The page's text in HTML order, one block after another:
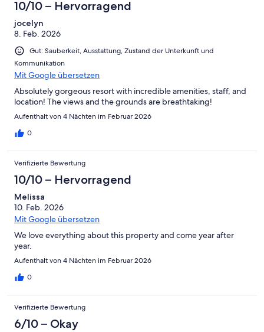
10/10 – Hervorragend
jocelyn
8. Feb. 2026
Gut: Sauberkeit, Ausstattung, Zustand der Unterkunft und
Kommunikation
Mit Google übersetzen
Absolutely gorgeous resort with incredible amenities, staff, and
location! The views and the grounds are breathtaking!
Aufenthalt von 4 Nächten im Februar 2026
0
Verifizierte Bewertung
10/10 – Hervorragend
Melissa
10. Feb. 2026
Mit Google übersetzen
We love everything about this property and come year after
year.
Aufenthalt von 4 Nächten im Februar 2026
0
Verifizierte Bewertung
6/10 – Okay